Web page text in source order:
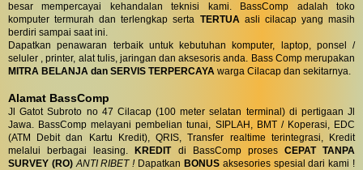
besar mempercayai kehandalan teknisi kami. BassComp adalah toko
komputer termurah dan terlengkap serta TERTUAasli cilacap yang masih
berdiri sampai saat ini.
Dapatkan penawaran terbaik untuk kebutuhan komputer, laptop, ponsel /
seluler , printer, alat tulis, jaringan dan aksesoris anda. Bass Comp merupakan
MITRA BELANJA dan SERVIS TERPERCAYA warga Cilacap dan sekitarnya.
Alamat BassComp
Jl Gatot Subroto no 47 Cilacap (100 meter selatan terminal) di pertigaan Jl
Jawa. BassComp melayani pembelian tunai, SIPLAH, BMT / Koperasi, EDC
(ATM Debit dan Kartu Kredit), QRIS, Transfer realtime terintegrasi, Kredit
melalui berbagai leasing.
KREDITdi BassComp proses CEPAT TANPA
SURVEY (RO) ANTI RIBET !Dapatkan BONUSaksesories spesial dari kami !